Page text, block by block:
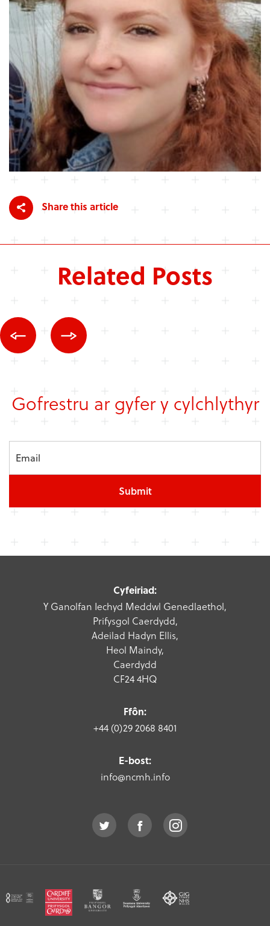
Share this article
Related Posts
Gofrestru ar gyfer y cylchlythyr
Submit
Cyfeiriad:
Y Ganolfan Iechyd Meddwl Genedlaethol,
Prifysgol Caerdydd,
Adeilad Hadyn Ellis,
Heol Maindy,
Caerdydd
CF24 4HQ
Ffôn:
+44 (0)29 2068 8401
E-bost:
info@ncmh.info